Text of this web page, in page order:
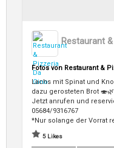
Restaurant
Fotos von Restaurant &
Lachs mit Spinat und
dazu gerosteten Brot
Jetzt anrufen und
05684/9316767
*Nur solange der Vorrat
5 Likes